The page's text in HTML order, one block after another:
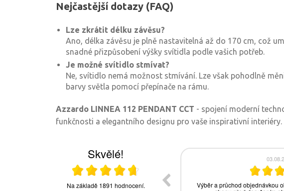
Nejčastější dotazy (FAQ)
Lze zkrátit délku závěsu?
Ano, délka závěsu je plně nastavitelná až do 170 cm, což
snadné přizpůsobení výšky svítidla podle vašich potřeb.
Je možné svítidlo stmívat?
Ne, svítidlo nemá možnost stmívání. Lze však pohodlně
barvy světla pomocí přepínače na rámu.
Azzardo LINNEA 112 PENDANT CCT - spojení moderní
funkčnosti a elegantního designu pro vaše inspirativní interiéry.